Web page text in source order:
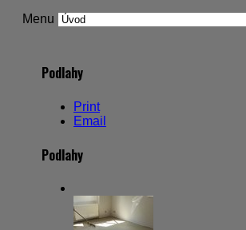
Menu
Podlahy
Print
Email
Podlahy